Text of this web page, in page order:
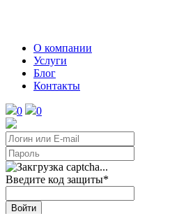
О компании
Услуги
Блог
Контакты
0 0
Введите код защиты*
Войти